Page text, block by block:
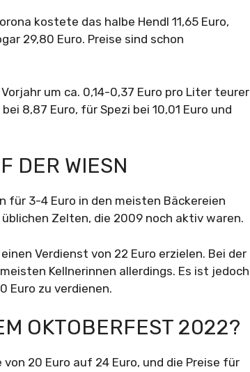
kostete das halbe Hendl 11,65 Euro,
29,80 Euro. Preise sind schon
um ca. 0,14-0,37 Euro pro Liter teurer
8,87 Euro, für Spezi bei 10,01 Euro und
DER WIESN
für 3-4 Euro in den meisten Bäckereien
Zelten, die 2009 noch aktiv waren.
Verdienst von 22 Euro erzielen. Bei der
Kellnerinnen allerdings. Es ist jedoch
Euro zu verdienen.
OKTOBERFEST 2022?
20 Euro auf 24 Euro, und die Preise für